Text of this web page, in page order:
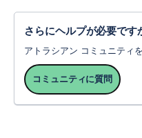
さらにヘルプが必要です
アトラシアン コミュニティ
コミュニティに質問